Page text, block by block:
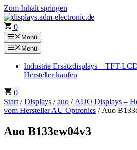
Zum Inhalt springen
0
Menü
Menü
Industrie Ersatzdisplays – TFT-
Hersteller kaufen
0
Start /Displays /auo / AUO Displays –
vom Hersteller AU Optronics / Auo
Auo B133ew04v3